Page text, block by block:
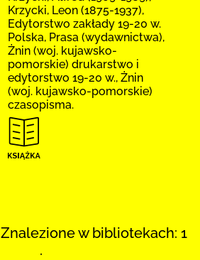
Krzycki, Leon (1875-1937),
Edytorstwo zakłady 19-20 w.
Polska, Prasa (wydawnictwa),
Żnin (woj. kujawsko-
pomorskie) drukarstwo i
edytorstwo 19-20 w., Żnin
(woj. kujawsko-pomorskie)
czasopisma.
Znalezione w bibliotekach: 1
.